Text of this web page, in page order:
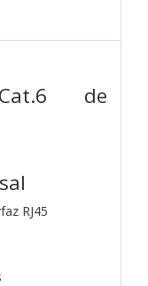
de
RJ45